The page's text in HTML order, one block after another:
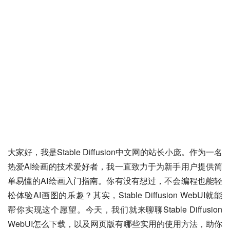
大家好，我是Stable Diffusion中文网的站长小庞。作为一名
热爱AI绘画的技术爱好者，我一直致力于为新手用户提供简
单易懂的AI绘画入门指南。你有没有想过，不会编程也能轻
松体验AI画图的乐趣？其实，Stable Diffusion WebUI就能
帮你实现这个愿望。今天，我们就来聊聊Stable Diffusion
WebUI怎么下载，以及网页版有哪些实用的使用方法，助你